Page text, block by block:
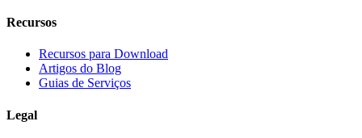
Recursos
Recursos para Download
Artigos do Blog
Guias de Serviços
Legal